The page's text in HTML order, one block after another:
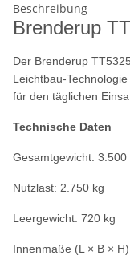
Beschreibung
Brenderup
Der Brenderup
Leichtbau-
für den täglichen
Technische Daten
Gesamtgewicht: 3.500
Nutzlast: 2.750 kg
Leergewicht: 720 kg
Innenmaße (L × B ×